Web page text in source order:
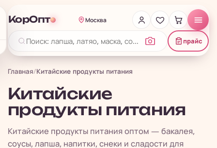
КорОпт Москва
прайс
Главная/Китайские продукты питания
Китайские
продукты питания
Китайские продукты питания оптом — бакалея,
соусы, лапша, напитки, снеки и сладости для